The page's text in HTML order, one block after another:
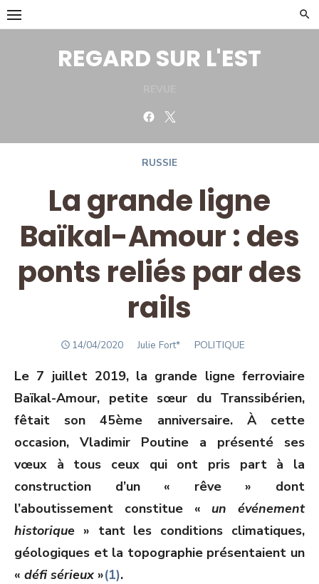
Skip
to
REGARD SUR L'EST
Facebook
RUSSIE
La grande ligne
Baïkal-Amour : des
ponts reliés par des
rails
POSTED
14/04/2020 Author
Julie Fort* POLITIQUE
Le 7 juillet 2019, la grande ligne ferroviaire
Baïkal-Amour, petite sœur du Transsibérien,
fêtait son 45ème anniversaire. À cette
occasion, Vladimir Poutine a présenté ses
vœux à tous ceux qui ont pris part à la
construction d’un « rêve » dont
l’aboutissement constitue « un événement
historique » tant les conditions climatiques,
géologiques et la topographie présentaient un
« défi sérieux »(1).